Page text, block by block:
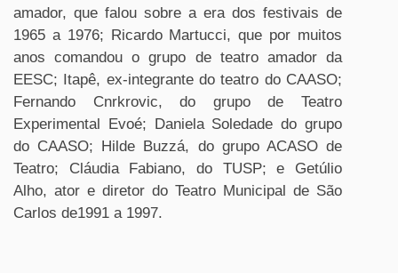
amador, que falou sobre a era dos festivais de
1965 a 1976; Ricardo Martucci, que por muitos
anos comandou o grupo de teatro amador da
EESC; Itapê, ex-integrante do teatro do CAASO;
Fernando Cnrkrovic, do grupo de Teatro
Experimental Evoé; Daniela Soledade do grupo
do CAASO; Hilde Buzzá, do grupo ACASO de
Teatro; Cláudia Fabiano, do TUSP; e Getúlio
Alho, ator e diretor do Teatro Municipal de São
Carlos de1991 a 1997.